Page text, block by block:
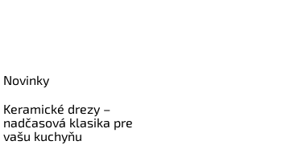
Novinky
Keramické drezy –
nadčasová klasika pre
vašu kuchyňu